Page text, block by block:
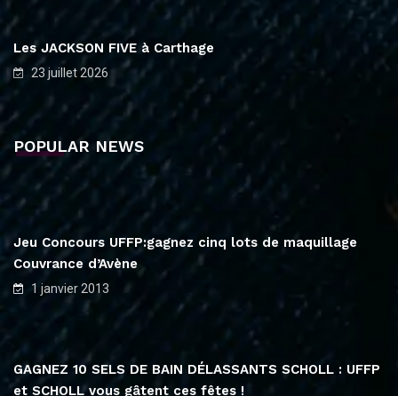
Les JACKSON FIVE à Carthage
23 juillet 2026
POPULAR NEWS
Jeu Concours UFFP:gagnez cinq lots de maquillage
Couvrance d’Avène
1 janvier 2013
GAGNEZ 10 SELS DE BAIN DÉLASSANTS SCHOLL : UFFP
et SCHOLL vous gâtent ces fêtes !